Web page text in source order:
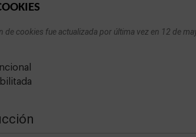
de cookies fue actualizada por última vez en 12 de